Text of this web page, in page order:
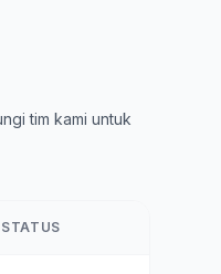
tim kami untuk
STATUS